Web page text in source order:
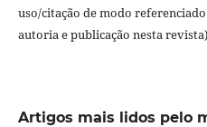
uso/citação de modo
autoria e publicação nesta
Artigos mais lidos pelo